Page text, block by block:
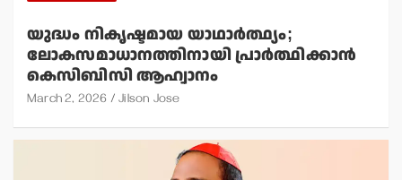
യുദ്ധം നികൃഷ്ടമായ യാഥാര്‍ത്ഥ്യം;
ലോകസമാധാനത്തിനായി പ്രാര്‍ത്ഥിക്കാന്‍
കെസിബിസി ആഹ്വാനം
March 2, 2026 Jilson Jose